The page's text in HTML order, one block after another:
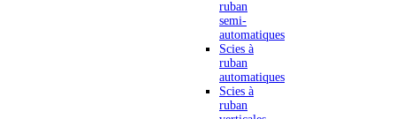
ruban
semi-
automatiques
Scies à
ruban
automatiques
Scies à
ruban